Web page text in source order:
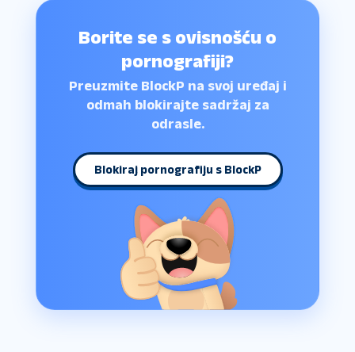
Borite se s ovisnošću o
pornografiji?
Preuzmite BlockP na svoj uređaj i
odmah blokirajte sadržaj za
odrasle.
Blokiraj pornografiju s BlockP